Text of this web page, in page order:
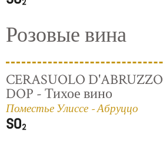
Розовые вина
CERASUOLO D'ABRUZZO
DOP - Тихое вино
Поместье Улиссе - Абруццо